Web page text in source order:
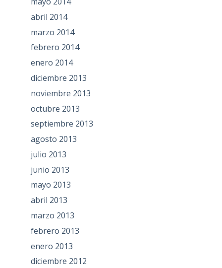
abril 2014
marzo 2014
febrero 2014
enero 2014
diciembre 2013
noviembre 2013
octubre 2013
septiembre 2013
agosto 2013
julio 2013
junio 2013
mayo 2013
abril 2013
marzo 2013
febrero 2013
enero 2013
diciembre 2012